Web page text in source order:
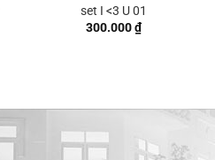
set I <3 U 01
300.000₫